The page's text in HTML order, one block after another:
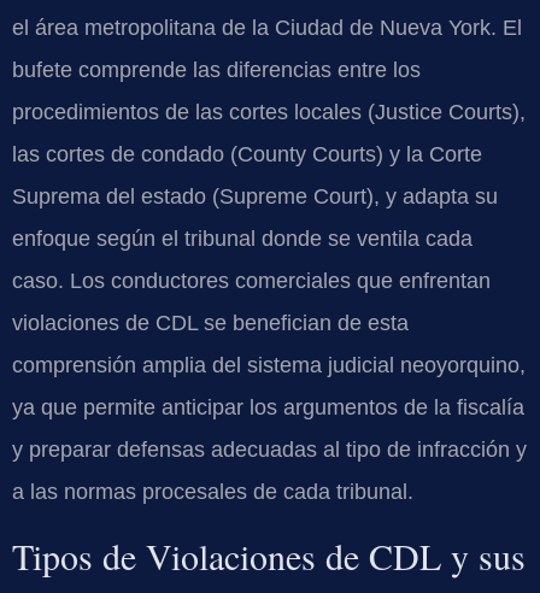
el área metropolitana de la Ciudad de Nueva York. El
bufete comprende las diferencias entre los
procedimientos de las cortes locales (Justice Courts),
las cortes de condado (County Courts) y la Corte
Suprema del estado (Supreme Court), y adapta su
enfoque según el tribunal donde se ventila cada
caso. Los conductores comerciales que enfrentan
violaciones de CDL se benefician de esta
comprensión amplia del sistema judicial neoyorquino,
ya que permite anticipar los argumentos de la fiscalía
y preparar defensas adecuadas al tipo de infracción y
a las normas procesales de cada tribunal.
Tipos de Violaciones de CDL y sus